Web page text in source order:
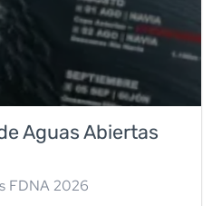
Aguas Abiertas
FDNA 2026